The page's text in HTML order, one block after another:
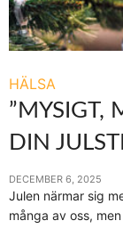
HÄLSA
”MYSIGT,
DIN
DECEMBER 6, 2025
Julen närmar sig
många av oss,